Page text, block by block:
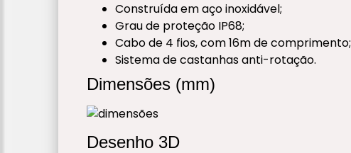
Construída em aço inoxidável;
Grau de proteção IP68;
Cabo de 4 fios, com 16m de comprimento;
Sistema de castanhas anti-rotação.
Dimensões (mm)
Desenho 3D